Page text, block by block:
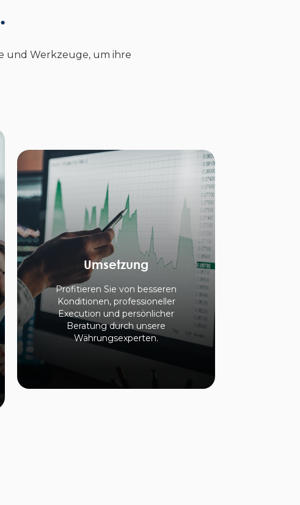
und Werkzeuge, um ihre
Umsetzung
Profitieren Sie von besseren
Konditionen, professioneller
Execution und persönlicher
Beratung durch unsere
Währungsexperten.